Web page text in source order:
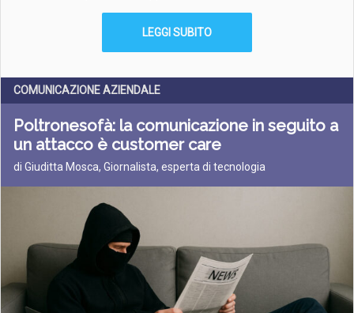
LEGGI SUBITO
COMUNICAZIONE AZIENDALE
Poltronesofà: la comunicazione in seguito a
un attacco è customer care
di Giuditta Mosca, Giornalista, esperta di tecnologia